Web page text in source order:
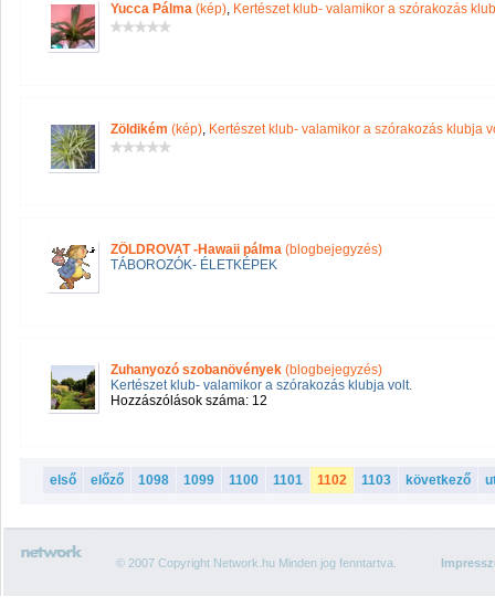
Yucca Pálma (kép), Kertészet klub- valamikor a szórakozás
Zöldikém (kép), Kertészet klub- valamikor a szórakozás klubja
ZÖLDROVAT -Hawaii pálma (blogbejegyzés)
TÁBOROZÓK- ÉLETKÉPEK
Zuhanyozó szobanövények (blogbejegyzés)
Kertészet klub- valamikor a szórakozás klubja volt.
Hozzászólások száma: 12
első előző 1098 1099 1100 1101 1102 1103 következő
© 2007 Copyright Network.hu Minden jog fenntartva.